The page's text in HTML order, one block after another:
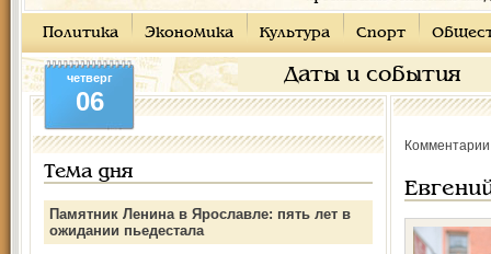
Политика Экономика Культура Спорт
Даты и события
четверг
06
Тема дня
Памятник Ленина в Ярославле: пять лет в
ожидании пьедестала